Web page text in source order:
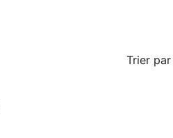
Trier par